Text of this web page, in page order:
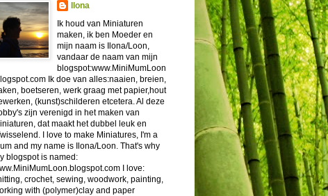
Ilona
Ik houd van Miniaturen
maken, ik ben Moeder en
mijn naam is Ilona/Loon,
vandaar de naam van mijn
blogspot:www.MiniMumLoon
Ik doe van alles:naaien, breien,
boetseren, werk graag met papier,hout
(kunst)schilderen etcetera. Al deze
zijn verenigd in het maken van
dat maakt het dubbel leuk en
I love to make Miniatures, I'm a
and my name is Ilona/Loon. That's why
blogspot is named:
I love:
crochet, sewing, woodwork, painting,
with (polymer)clay and paper